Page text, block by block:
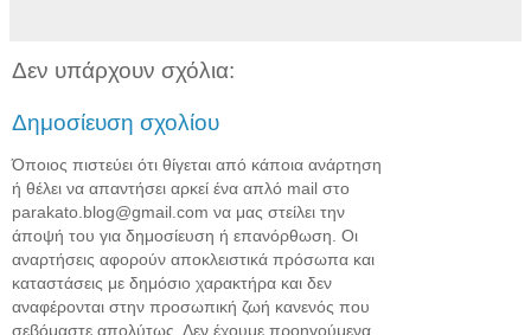
Δεν υπάρχουν σχόλια:
Δημοσίευση σχολίου
Όποιος πιστεύει ότι θίγεται από κάποια ανάρτηση
ή θέλει να απαντήσει αρκεί ένα απλό mail στο
parakato.blog@gmail.com να μας στείλει την
άποψή του για δημοσίευση ή επανόρθωση. Οι
αναρτήσεις αφορούν αποκλειστικά πρόσωπα και
καταστάσεις με δημόσιο χαρακτήρα και δεν
αναφέρονται στην προσωπική ζωή κανενός που
σεβόμαστε απολύτως. Δεν έχουμε προηγούμενα